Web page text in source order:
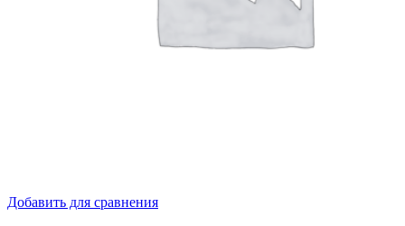
Добавить для сравнения